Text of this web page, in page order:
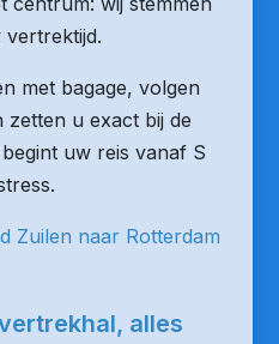
met bagage, volgen
u exact bij de
uw reis vanaf S
Zuilen naar Rotterdam
alles